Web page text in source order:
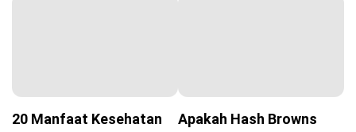
20 Manfaat Kesehatan
Apakah Hash Browns